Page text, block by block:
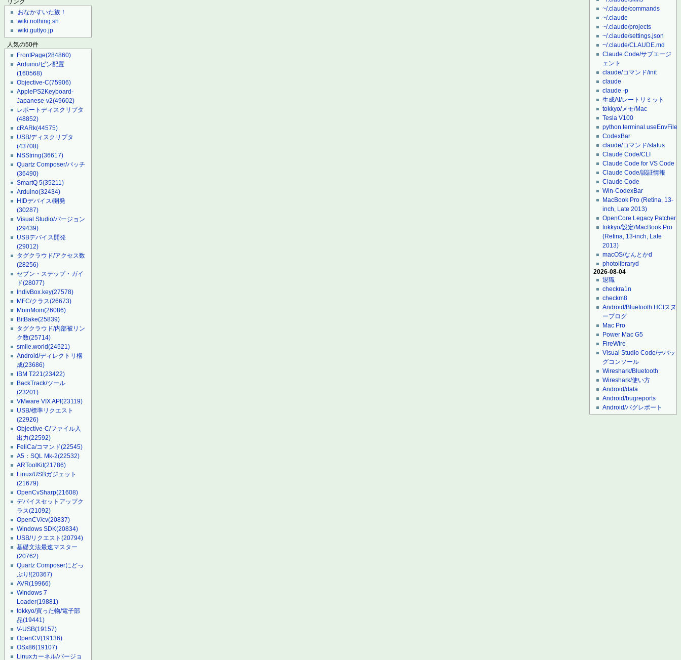
リンク
おなかすいた族！
wiki.nothing.sh
wiki.guttyo.jp
人気の50件
FrontPage(284860)
Arduino/ピン配置
(160568)
Objective-C(75906)
ApplePS2Keyboard-
Japanese-v2(49602)
レポートディスクリプタ
(48852)
cRARk(44575)
USB/ディスクリプタ
(43708)
NSString(36617)
Quartz Composer/パッチ
(36490)
SmartQ 5(35211)
Arduino(32434)
HIDデバイス/開発
(30287)
Visual Studio/バージョン
(29439)
USBデバイス開発
(29012)
タグクラウド/アクセス数
(28256)
セブン・ステップ・ガイ
ド(28077)
IndivBox.key(27578)
MFC/クラス(26673)
MoinMoin(26086)
BitBake(25839)
タグクラウド/内部被リン
ク数(25714)
smile.world(24521)
Android/ディレクトリ構
成(23686)
IBM T221(23422)
BackTrack/ツール
(23201)
VMware VIX API(23119)
USB/標準リクエスト
(22926)
Objective-C/ファイル入
出力(22592)
FeliCa/コマンド(22545)
A5：SQL Mk-2(22532)
ARToolKit(21786)
Linux/USBガジェット
(21679)
OpenCvSharp(21608)
デバイスセットアップク
ラス(21092)
OpenCV/cv(20837)
Windows SDK(20834)
USB/リクエスト(20794)
基礎文法最速マスター
(20762)
Quartz Composerにどっ
ぷり!(20367)
AVR(19966)
Windows 7
Loader(19881)
tokkyo/買った物/電子部
品(19441)
V-USB(19157)
OpenCV(19136)
OSx86(19107)
Linuxカーネル/バージョ
~/.claude/commands
~/.claude
~/.claude/projects
~/.claude/settings.json
~/.claude/CLAUDE.md
Claude Code/サブエージ
ェント
claude/コマンド/init
claude
claude -p
生成AI/レートリミット
tokkyo/メモ/Mac
Tesla V100
python.terminal.useEnvFile
CodexBar
claude/コマンド/status
Claude Code/CLI
Claude Code for VS Code
Claude Code/認証情報
Claude Code
Win-CodexBar
MacBook Pro (Retina, 13-
inch, Late 2013)
OpenCore Legacy Patcher
tokkyo/設定/MacBook Pro
(Retina, 13-inch, Late
2013)
macOS/なんとかd
photolibraryd
2026-08-04
退職
checkra1n
checkm8
Android/Bluetooth HCIスヌ
ープログ
Mac Pro
Power Mac G5
FireWire
Visual Studio Code/デバッ
グコンソール
Wireshark/Bluetooth
Wireshark/使い方
Android/data
Android/bugreports
Android/バグレポート